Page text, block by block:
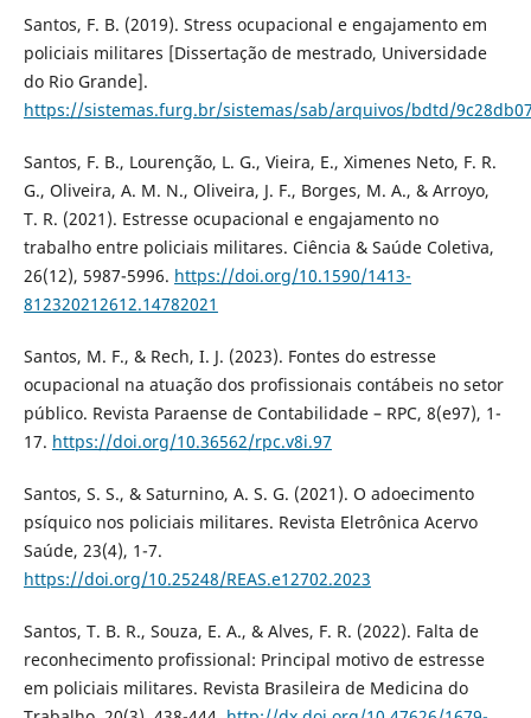
Santos, F. B. (2019). Stress ocupacional e engajamento em
policiais militares [Dissertação de mestrado, Universidade
do Rio Grande].
https://sistemas.furg.br/sistemas/sab/arquivos/bdtd/
Santos, F. B., Lourenção, L. G., Vieira, E., Ximenes Neto, F. R.
G., Oliveira, A. M. N., Oliveira, J. F., Borges, M. A., & Arroyo,
T. R. (2021). Estresse ocupacional e engajamento no
trabalho entre policiais militares. Ciência & Saúde Coletiva,
26(12), 5987-5996. https://doi.org/10.1590/1413-
812320212612.14782021
Santos, M. F., & Rech, I. J. (2023). Fontes do estresse
ocupacional na atuação dos profissionais contábeis no setor
público. Revista Paraense de Contabilidade – RPC, 8(e97), 1-
17. https://doi.org/10.36562/rpc.v8i.97
Santos, S. S., & Saturnino, A. S. G. (2021). O adoecimento
psíquico nos policiais militares. Revista Eletrônica Acervo
Saúde, 23(4), 1-7.
https://doi.org/10.25248/REAS.e12702.2023
Santos, T. B. R., Souza, E. A., & Alves, F. R. (2022). Falta de
reconhecimento profissional: Principal motivo de estresse
em policiais militares. Revista Brasileira de Medicina do